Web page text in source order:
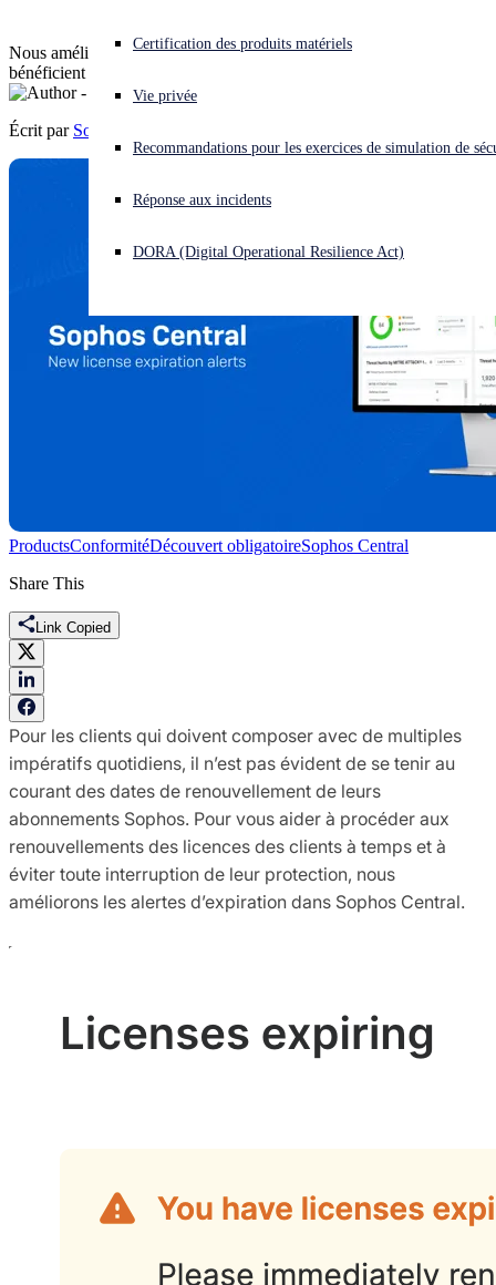
Vous subissez une cyberattaque ? Obtenez une aide immédiate.
Se connecter
Open search
Open language switcher
Certification des produits matériels
Vie privée
Recommandations pour les exercices de simulation de
Réponse aux incidents
DORA (Digital Operational Resilience Act)
Nous améliorons les alertes d’expiration pour que vos clients
bénéficient d’une protection sans faille contre les dernières menaces.
Écrit par Sophos
ProductsConformitéDécouvert obligatoireSophos Central
Share This
Link Copied
Pour les clients qui doivent composer avec de multiples
impératifs quotidiens, il n’est pas évident de se tenir au
courant des dates de renouvellement de leurs
abonnements Sophos. Pour vous aider à procéder aux
renouvellements des licences des clients à temps et à
éviter toute interruption de leur protection, nous
améliorons les alertes d’expiration dans Sophos Central.